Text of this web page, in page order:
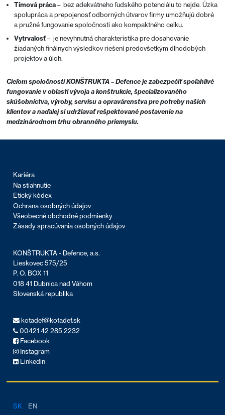
Tímová práca– bez adekvátneho ľudského potenciálu to nejde. Úzka
spolupráca a prepojenosť odborných útvarov firmy umožňujú dobré
a pružné fungovanie spoločnosti ako kompaktného celku.
Vytrvalosť– je nevyhnutná charakteristika pre dosahovanie
žiadaných finálnych výsledkov riešení predovšetkým dlhodobých
projektov a úloh.
Cieľom spoločnosti KONŠTRUKTA – Defence je zabezpečiť spoľahlivé
fungovanie v oblasti vývoja a konštrukcie, špecializovaného
skúšobníctva, výroby, servisu a opravárenstva pre potreby našich
klientov a naďalej si udržiavať rešpektované postavenie na
medzinárodnom trhu obranného priemyslu.
Kariéra
Na stiahnutie
Etický kódex
Ochrana osobných údajov
Všeobecné obchodné podmienky
Zásady spracúvania osobných údajov
KONŠTRUKTA - Defence, a.s.
Lieskovec 575/25
P. O. BOX 11
018 41 Dubnica nad Váhom
Slovenská republika
kotadef@kotadef.sk
00421 42 285 2232
Facebook
Instagram
Linkedin
SK EN